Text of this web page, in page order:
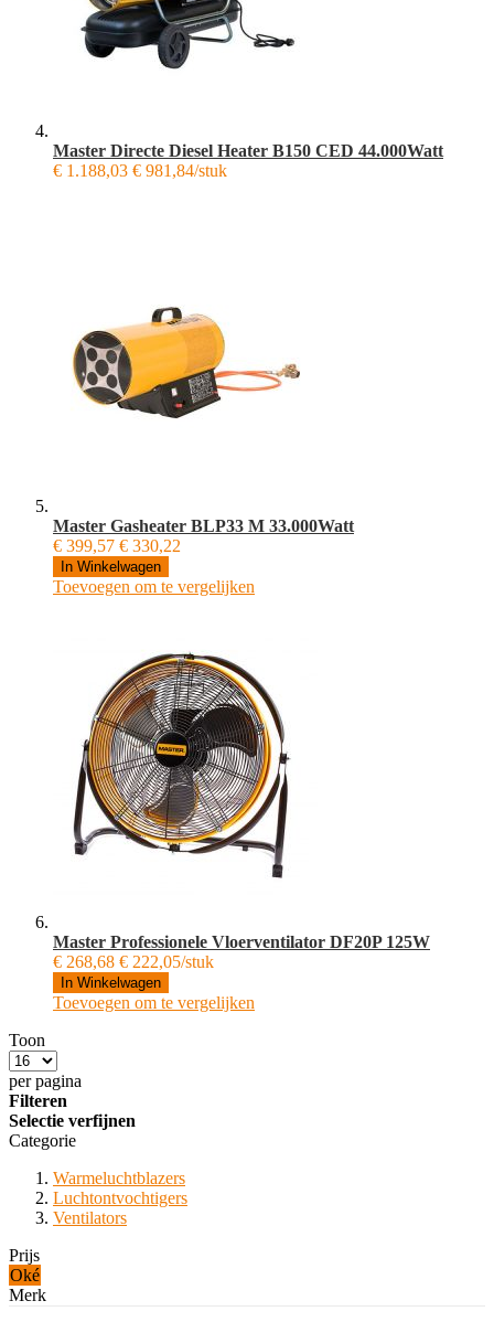
Master Directe Diesel Heater B150 CED 44.000Watt
€ 1.188,03 € 981,84/stuk
Master Gasheater BLP33 M 33.000Watt
€ 399,57 € 330,22
In Winkelwagen
Toevoegen om te vergelijken
Master Professionele Vloerventilator DF20P 125W
€ 268,68 € 222,05/stuk
In Winkelwagen
Toevoegen om te vergelijken
Toon
per pagina
Filteren
Selectie verfijnen
Categorie
Warmeluchtblazers
Luchtontvochtigers
Ventilators
Prijs
Oké
Merk